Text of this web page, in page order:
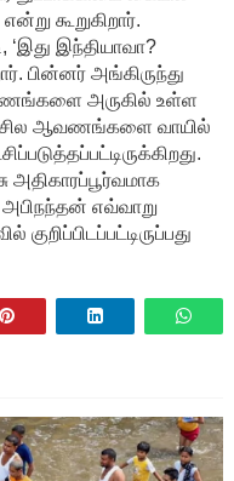
கூறுகிறார்.
‘இது இந்தியாவா?
பின்னர் அங்கிருந்து
அருகில் உள்ள
சில ஆவணங்களை வாயில்
அபிநந்தன் எவ்வாறு